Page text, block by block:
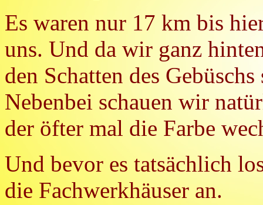
Es waren nur 17 km bis
uns. Und da wir ganz
den Schatten des
Nebenbei schauen wir
der öfter mal die Farbe
Und bevor es tatsächlich
die Fachwerkhäuser an.